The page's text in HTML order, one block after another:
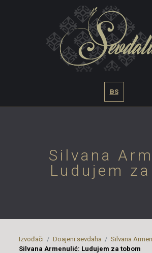
BS
Silvana
Ludujem
Izvođači Doajeni sevdaha
Silvana
Silvana Armenulić: Ludujem za tobom